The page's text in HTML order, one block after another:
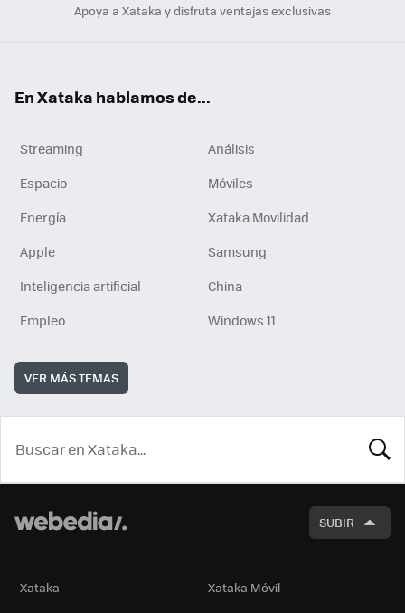
Apoya a Xataka y disfruta ventajas exclusivas
En Xataka hablamos de...
Streaming
Análisis
Espacio
Móviles
Energía
Xataka Movilidad
Apple
Samsung
Inteligencia artificial
China
Empleo
Windows 11
VER MÁS TEMAS
SUBIR
Xataka
Xataka Móvil